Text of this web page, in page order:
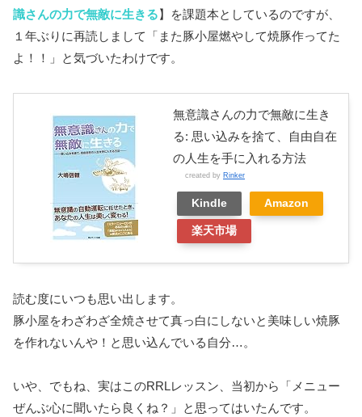
識さんの力で無敵に生きる】を課題本としているのですが、
１年ぶりに再読しまして「また豚小屋燃やして焼豚作ってた
よ！！」と気づいたわけです。
無意識さんの力で無敵に生き
る: 思い込みを捨て、自由自在
の人生を手に入れる方法
created by Rinker
Kindle Amazon
楽天市場
読む度にいつも思い出します。
豚小屋をわざわざ全焼させて真っ白にしないと美味しい焼豚
を作れないんや！と思い込んでいる自分…。
いや、でもね、実はこのRRLレッスン、当初から「メニュー
ぜんぶ心に聞いたら良くね？」と思ってはいたんです。